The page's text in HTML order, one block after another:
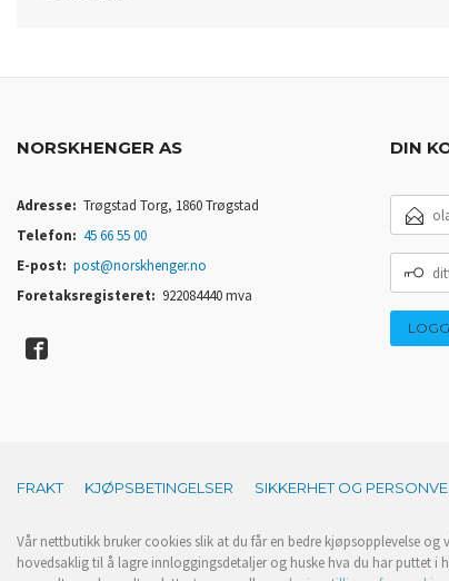
NORSKHENGER AS
Adresse: Trøgstad Torg, 1860 Trøgstad
Telefon: 45 66 55 00
E-post: post@norskhenger.no
Foretaksregisteret: 922084440 mva
DIN
FRAKT KJØPSBETINGELSER SIKKERHET OG
Vår nettbutikk bruker cookies slik at du får en bedre kjøpsopplevelse og
hovedsaklig til å lagre innloggingsdetaljer og huske hva du har puttet i